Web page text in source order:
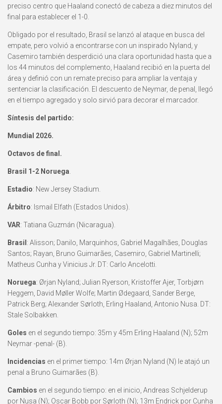
preciso centro que Haaland conectó de cabeza a diez minutos del
final para establecer el 1-0.
Obligado por el resultado, Brasil se lanzó al ataque en busca del
empate, pero volvió a encontrarse con un inspirado Nyland, y
Casemiro también desperdició una clara oportunidad hasta que a
los 44 minutos del complemento, Haaland recibió en la puerta del
área y definió con un remate preciso para ampliar la ventaja y
sentenciar la clasificación. El descuento de Neymar, de penal, llegó
en el tiempo agregado y solo sirvió para decorar el marcador.
Síntesis del partido:
Mundial 2026.
Octavos de final.
Brasil 1-2 Noruega.
Estadio: New Jersey Stadium.
Árbitro: Ismail Elfath (Estados Unidos).
VAR: Tatiana Guzmán (Nicaragua).
Brasil : Alisson; Danilo, Marquinhos, Gabriel Magalhães, Douglas
Santos; Rayan, Bruno Guimarães, Casemiro, Gabriel Martinelli;
Matheus Cunha y Vinicius Jr. DT: Carlo Ancelotti.
Noruega: Ørjan Nyland; Julian Ryerson, Kristoffer Ajer, Torbjørn
Heggem, David Møller Wolfe; Martin Ødegaard, Sander Berge,
Patrick Berg; Alexander Sørloth, Erling Haaland, Antonio Nusa. DT:
Stale Solbakken.
Goles en el segundo tiempo: 35m y 45m Erling Haaland (N); 52m
Neymar -penal- (B).
Incidencias en el primer tiempo: 14m Ørjan Nyland (N) le atajó un
penal a Bruno Guimarães (B).
Cambios en el segundo tiempo: en el inicio, Andreas Schjelderup
por Nusa (N); Oscar Bobb por Sørloth (N); 13m Endrick por Cunha